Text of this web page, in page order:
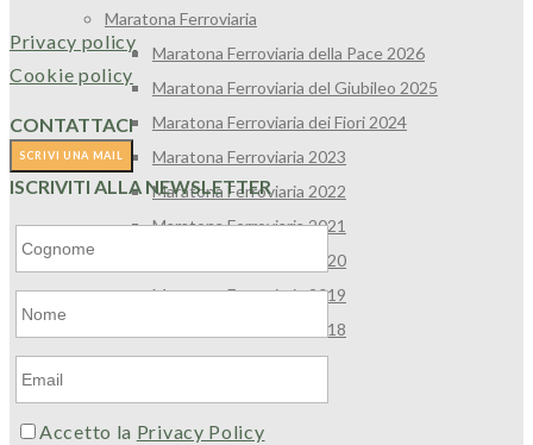
Maratona Ferroviaria
Maratona Ferroviaria della Pace 2026
Maratona Ferroviaria del Giubileo 2025
Maratona Ferroviaria dei Fiori 2024
Maratona Ferroviaria 2023
Maratona Ferroviaria 2022
Maratona Ferroviaria 2021
Maratona Ferroviaria 2020
Maratona Ferroviaria 2019
Maratona Ferroviaria 2018
Camminando s’impara
Privacy policy
Cookie policy
CONTATTACI
ISCRIVITI ALLA NEWSLETTER
Accetto la Privacy Policy